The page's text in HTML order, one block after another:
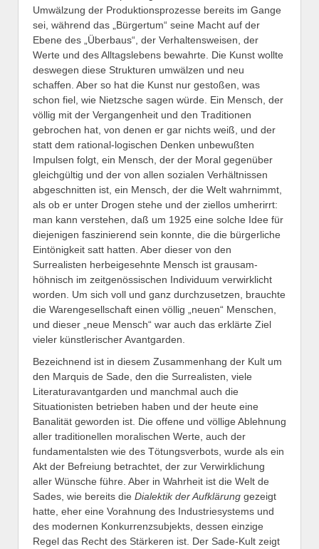
Umwälzung der Produktionsprozesse bereits im Gange
sei, während das „Bürgertum“ seine Macht auf der
Ebene des „Überbaus“, der Verhaltensweisen, der
Werte und des Alltagslebens bewahrte. Die Kunst wollte
deswegen diese Strukturen umwälzen und neu
schaffen. Aber so hat die Kunst nur gestoßen, was
schon fiel, wie Nietzsche sagen würde. Ein Mensch, der
völlig mit der Vergangenheit und den Traditionen
gebrochen hat, von denen er gar nichts weiß, und der
statt dem rational-logischen Denken unbewußten
Impulsen folgt, ein Mensch, der der Moral gegenüber
gleichgültig und der von allen sozialen Verhältnissen
abgeschnitten ist, ein Mensch, der die Welt wahrnimmt,
als ob er unter Drogen stehe und der ziellos umherirrt:
man kann verstehen, daß um 1925 eine solche Idee für
diejenigen faszinierend sein konnte, die die bürgerliche
Eintönigkeit satt hatten. Aber dieser von den
Surrealisten herbeigesehnte Mensch ist grausam-
höhnisch im zeitgenössischen Individuum verwirklicht
worden. Um sich voll und ganz durchzusetzen, brauchte
die Warengesellschaft einen völlig „neuen“ Menschen,
und dieser „neue Mensch“ war auch das erklärte Ziel
vieler künstlerischer Avantgarden.
Bezeichnend ist in diesem Zusammenhang der Kult um
den Marquis de Sade, den die Surrealisten, viele
Literaturavantgarden und manchmal auch die
Situationisten betrieben haben und der heute eine
Banalität geworden ist. Die offene und völlige Ablehnung
aller traditionellen moralischen Werte, auch der
fundamentalsten wie des Tötungsverbots, wurde als ein
Akt der Befreiung betrachtet, der zur Verwirklichung
aller Wünsche führe. Aber in Wahrheit ist die Welt de
Sades, wie bereits die Dialektik der Aufklärung gezeigt
hatte, eher eine Vorahnung des Industriesystems und
des modernen Konkurrenzsubjekts, dessen einzige
Regel das Recht des Stärkeren ist. Der Sade-Kult zeigt